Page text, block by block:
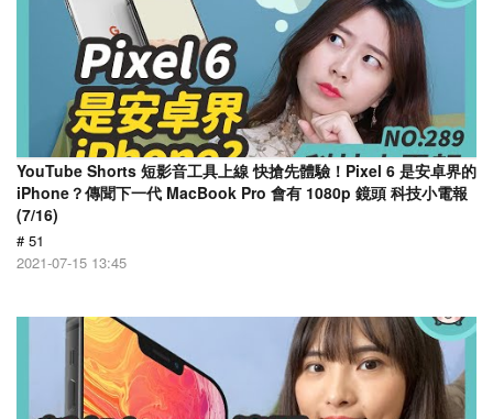
YouTube Shorts 短影音工具上線 快搶先體驗！Pixel 6 是安卓界的
iPhone？傳聞下一代 MacBook Pro 會有 1080p 鏡頭 科技小電報
(7/16)
# 51
2021-07-15 13:45